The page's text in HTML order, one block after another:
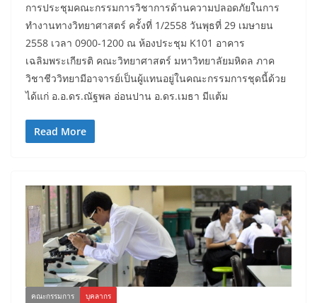
การประชุมคณะกรรมการวิชาการด้านความปลอดภัยในการ
ทำงานทางวิทยาศาสตร์ ครั้งที่ 1/2558 วันพุธที่ 29 เมษายน
2558 เวลา 0900-1200 ณ ห้องประชุม K101 อาคาร
เฉลิมพระเกียรติ คณะวิทยาศาสตร์ มหาวิทยาลัยมหิดล ภาค
วิชาชีววิทยามีอาจารย์เป็นผู้แทนอยู่ในคณะกรรมการชุดนี้ด้วย
ได้แก่ อ.อ.ดร.ณัฐพล อ่อนปาน อ.ดร.เมธา มีแต้ม
Read More
คณะกรรมการ บุคลากร